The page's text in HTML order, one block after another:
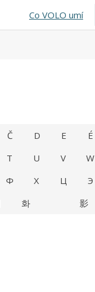
Co VOLO umí
Č D E É
T U V W
Ф Х Ц Э
화 影